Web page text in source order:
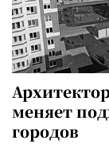
меняет
городов